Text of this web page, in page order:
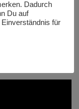
Dadurch
Du auf
für